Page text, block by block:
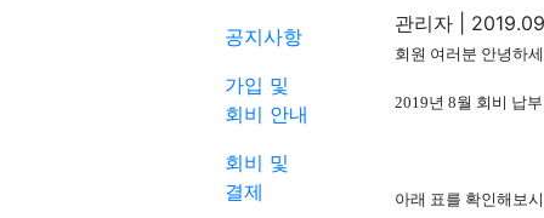
공지사항
가입 및
회비 안내
회비 및
결제
관리자
회원 여러분 안녕하
2019년 8월 회비 납
아래 표를 확인해보